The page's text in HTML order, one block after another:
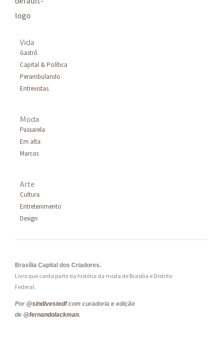
Vida
Gastrô
Capital & Política
Perambulando
Entrevistas
Moda
Passarela
Em alta
Marcas
Arte
Cultura
Entretenimento
Design
Brasília Capital dos Criadores.
Livro que conta parte da história da moda de Brasília e Distrito
Federal.
Por @sindivestedfcom curadoria e edição
de @fernandolackman.